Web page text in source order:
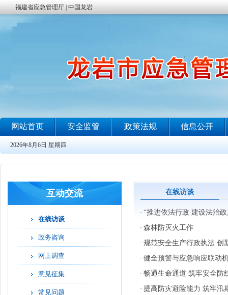
互动交流
在线访谈
政务咨询
网上调查
意见征集
常见问题
在线访谈
·“推进依法行政 建设法治
·森林防灭火工作
·规范安全生产行政执法 创
·健全预警与应急响应联动
·畅通生命通道 筑牢安全
·提高防灾避险能力 筑牢汛